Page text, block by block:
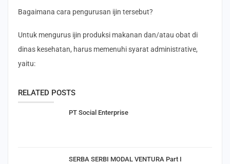
Bagaimana cara pengurusan ijin tersebut?
Untuk mengurus ijin produksi makanan dan/atau obat di
dinas kesehatan, harus memenuhi syarat administrative,
yaitu:
RELATED POSTS
PT Social Enterprise
SERBA SERBI MODAL VENTURA Part I